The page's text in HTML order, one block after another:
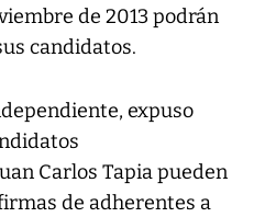
de 2013 podrán
candidatos.
expuso
Carlos Tapia pueden
de adherentes a